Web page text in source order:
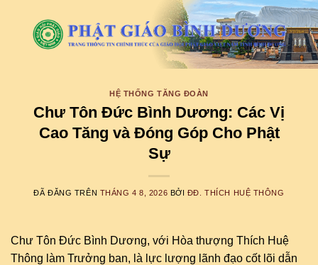
HỆ THỐNG TĂNG ĐOÀN
Chư Tôn Đức Bình Dương: Các Vị
Cao Tăng và Đóng Góp Cho Phật
Sự
ĐÃ ĐĂNG TRÊN THÁNG 4 8, 2026 BỞI ĐĐ. THÍCH HUỆ THÔNG
Chư Tôn Đức Bình Dương, với Hòa thượng Thích Huệ
Thông làm Trưởng ban, là lực lượng lãnh đạo cốt lõi dẫn